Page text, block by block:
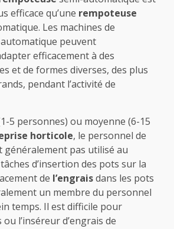
efficace qu’une rempoteuse
Les machines de
peuvent
efficacement à des
et de formes diverses, des plus
pendant l’activité de
5 personnes) ou moyenne (6-15
horticole, le personnel de
généralement pas utilisé au
d’insertion des pots sur la
de l’engraisdans les pots
un membre du personnel
temps. Il est difficile pour
l’inséreur d’engrais de